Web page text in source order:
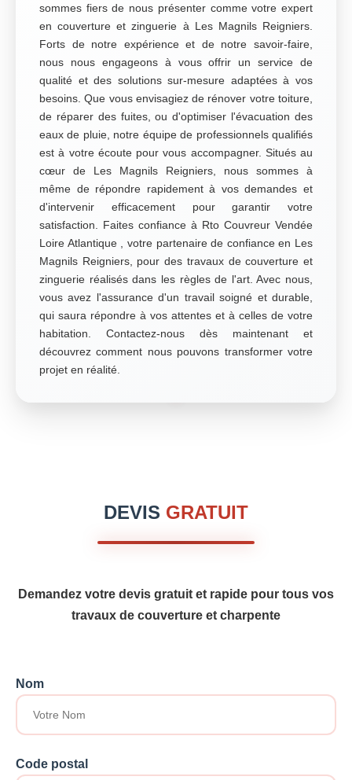
sommes fiers de nous présenter comme votre expert
en couverture et zinguerie à Les Magnils Reigniers.
Forts de notre expérience et de notre savoir-faire,
nous nous engageons à vous offrir un service de
qualité et des solutions sur-mesure adaptées à vos
besoins. Que vous envisagiez de rénover votre toiture,
de réparer des fuites, ou d'optimiser l'évacuation des
eaux de pluie, notre équipe de professionnels qualifiés
est à votre écoute pour vous accompagner. Situés au
cœur de Les Magnils Reigniers, nous sommes à
même de répondre rapidement à vos demandes et
d'intervenir efficacement pour garantir votre
satisfaction. Faites confiance à Rto Couvreur Vendée
Loire Atlantique , votre partenaire de confiance en Les
Magnils Reigniers, pour des travaux de couverture et
zinguerie réalisés dans les règles de l'art. Avec nous,
vous avez l'assurance d'un travail soigné et durable,
qui saura répondre à vos attentes et à celles de votre
habitation. Contactez-nous dès maintenant et
découvrez comment nous pouvons transformer votre
projet en réalité.
DEVIS GRATUIT
Demandez votre devis gratuit et rapide pour tous vos
travaux de couverture et charpente
Nom
Code postal